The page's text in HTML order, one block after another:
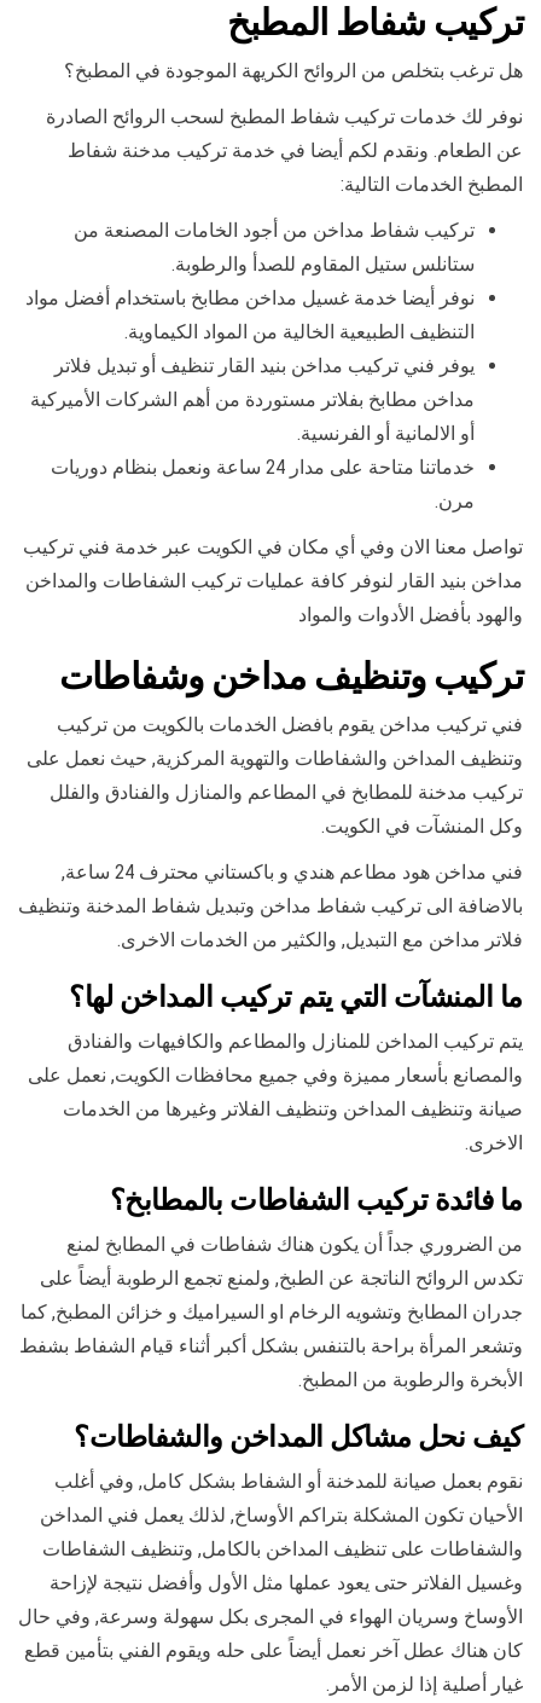
تركيب شفاط المطبخ
هل ترغب بتخلص من الروائح الكريهة الموجودة في المطبخ؟
نوفر لك خدمات تركيب شفاط المطبخ لسحب الروائح الصادرة
عن الطعام. ونقدم لكم أيضا في خدمة تركيب مدخنة شفاط
المطبخ الخدمات التالية:
تركيب شفاط مداخن من أجود الخامات المصنعة من
ستانلس ستيل المقاوم للصدأ والرطوبة.
نوفر أيضا خدمة غسيل مداخن مطابخ باستخدام أفضل مواد
التنظيف الطبيعية الخالية من المواد الكيماوية.
يوفر فني تركيب مداخن بنيد القار تنظيف أو تبديل فلاتر
مداخن مطابخ بفلاتر مستوردة من أهم الشركات الأميركية
أو الالمانية أو الفرنسية.
خدماتنا متاحة على مدار 24 ساعة ونعمل بنظام دوريات
مرن.
تواصل معنا الان وفي أي مكان في الكويت عبر خدمة فني تركيب
مداخن بنيد القار لنوفر كافة عمليات تركيب الشفاطات والمداخن
والهود بأفضل الأدوات والمواد
تركيب وتنظيف مداخن وشفاطات
فني تركيب مداخن يقوم بافضل الخدمات بالكويت من تركيب
وتنظيف المداخن والشفاطات والتهوية المركزية, حيث نعمل على
تركيب مدخنة للمطابخ في المطاعم والمنازل والفنادق والفلل
وكل المنشآت في الكويت.
فني مداخن هود مطاعم هندي و باكستاني محترف 24 ساعة,
بالاضافة الى تركيب شفاط مداخن وتبديل شفاط المدخنة وتنظيف
فلاتر مداخن مع التبديل, والكثير من الخدمات الاخرى.
ما المنشآت التي يتم تركيب المداخن لها؟
يتم تركيب المداخن للمنازل والمطاعم والكافيهات والفنادق
والمصانع بأسعار مميزة وفي جميع محافظات الكويت, نعمل على
صيانة وتنظيف المداخن وتنظيف الفلاتر وغيرها من الخدمات
الاخرى.
ما فائدة تركيب الشفاطات بالمطابخ؟
من الضروري جداً أن يكون هناك شفاطات في المطابخ لمنع
تكدس الروائح الناتجة عن الطبخ, ولمنع تجمع الرطوبة أيضاً على
جدران المطابخ وتشويه الرخام او السيراميك و خزائن المطبخ, كما
وتشعر المرأة براحة بالتنفس بشكل أكبر أثناء قيام الشفاط بشفط
الأبخرة والرطوبة من المطبخ.
كيف نحل مشاكل المداخن والشفاطات؟
نقوم بعمل صيانة للمدخنة أو الشفاط بشكل كامل, وفي أغلب
الأحيان تكون المشكلة بتراكم الأوساخ, لذلك يعمل فني المداخن
والشفاطات على تنظيف المداخن بالكامل, وتنظيف الشفاطات
وغسيل الفلاتر حتى يعود عملها مثل الأول وأفضل نتيجة لإزاحة
الأوساخ وسريان الهواء في المجرى بكل سهولة وسرعة, وفي حال
كان هناك عطل آخر نعمل أيضاً على حله ويقوم الفني بتأمين قطع
غيار أصلية إذا لزمن الأمر.